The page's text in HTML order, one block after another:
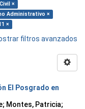
×
Administrativo ×
×
filtros avanzados
El Posgrado en
; Montes, Patricia;